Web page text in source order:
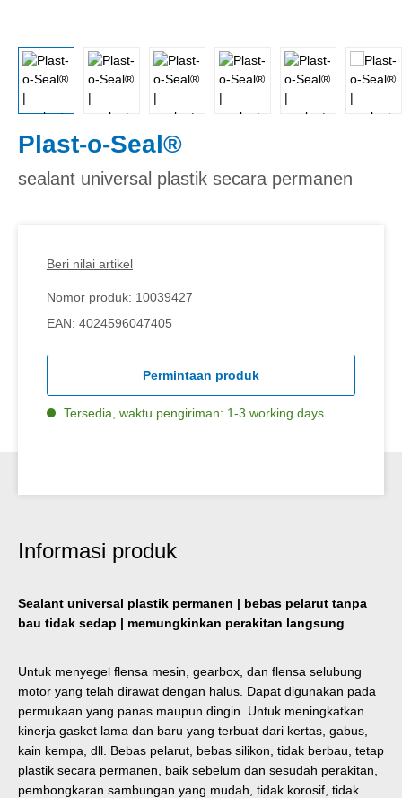
Plast-o-Seal®
sealant universal plastik secara permanen
Beri nilai artikel
Nomor produk: 10039427
EAN: 4024596047405
Permintaan produk
Tersedia, waktu pengiriman: 1-3 working days
Informasi produk
Sealant universal plastik permanen | bebas pelarut tanpa
bau tidak sedap | memungkinkan perakitan langsung
Untuk menyegel flensa mesin, gearbox, dan flensa selubung
motor yang telah dirawat dengan halus. Dapat digunakan pada
permukaan yang panas maupun dingin. Untuk meningkatkan
kinerja gasket lama dan baru yang terbuat dari kertas, gabus,
kain kempa, dll. Bebas pelarut, bebas silikon, tidak berbau, tetap
plastik secara permanen, baik sebelum dan sesudah perakitan,
pembongkaran sambungan yang mudah, tidak korosif, tidak